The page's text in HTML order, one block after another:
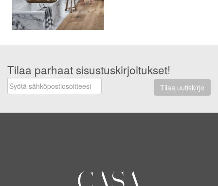
Tilaa parhaat sisustuskirjoitukset!
Tilaa uutiskirje